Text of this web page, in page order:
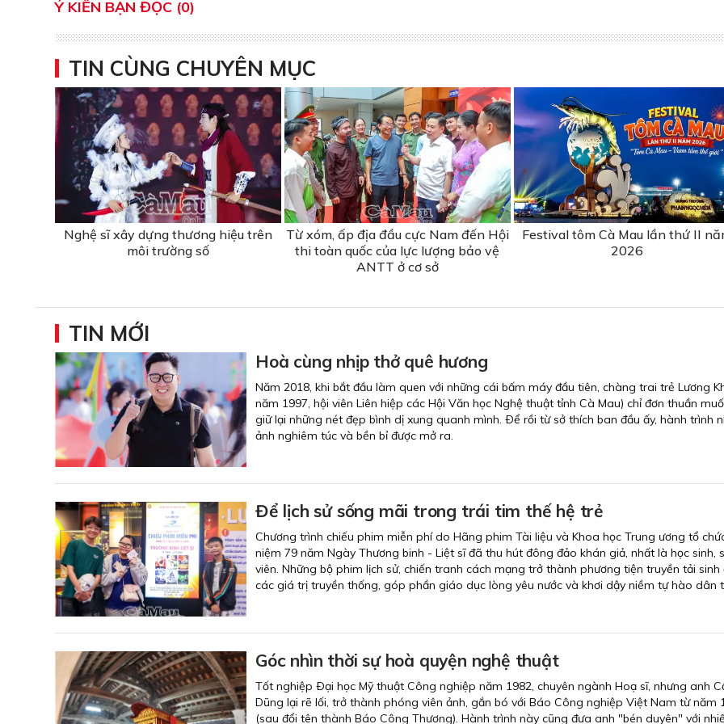
Ý KIẾN BẠN ĐỌC (0)
TIN CÙNG CHUYÊN MỤC
Nghệ sĩ xây dựng thương hiệu trên
môi trường số
Từ xóm, ấp địa đầu cực Nam đến Hội
thi toàn quốc của lực lượng bảo vệ
ANTT ở cơ sở
Festival tôm Cà Mau lần thứ II
2026
TIN MỚI
Hoà cùng nhịp thở quê hương
Năm 2018, khi bắt đầu làm quen với những cái bấm máy đầu tiên, chàng trai trẻ Lương
năm 1997, hội viên Liên hiệp các Hội Văn học Nghệ thuật tỉnh Cà Mau) chỉ đơn thuần
giữ lại những nét đẹp bình dị xung quanh mình. Ðể rồi từ sở thích ban đầu ấy, hành trình
ảnh nghiêm túc và bền bỉ được mở ra.
Để lịch sử sống mãi trong trái tim thế hệ trẻ
Chương trình chiếu phim miễn phí do Hãng phim Tài liệu và Khoa học Trung ương tổ
niệm 79 năm Ngày Thương binh - Liệt sĩ đã thu hút đông đảo khán giả, nhất là học sinh,
viên. Những bộ phim lịch sử, chiến tranh cách mạng trở thành phương tiện truyền tải sinh
các giá trị truyền thống, góp phần giáo dục lòng yêu nước và khơi dậy niềm tự hào dân
Góc nhìn thời sự hoà quyện nghệ thuật
Tốt nghiệp Ðại học Mỹ thuật Công nghiệp năm 1982, chuyên ngành Hoạ sĩ, nhưng anh
Dũng lại rẽ lối, trở thành phóng viên ảnh, gắn bó với Báo Công nghiệp Việt Nam từ năm
(sau đổi tên thành Báo Công Thương). Hành trình này cũng đưa anh "bén duyên" với